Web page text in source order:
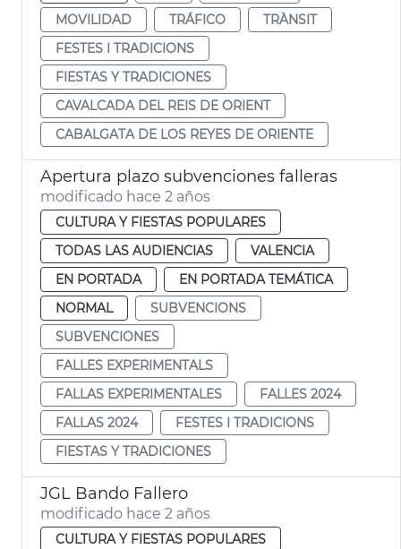
MOVILIDAD
TRÁFICO
TRÀNSIT
FESTES I TRADICIONS
FIESTAS Y TRADICIONES
CAVALCADA DEL REIS DE ORIENT
CABALGATA DE LOS REYES DE ORIENTE
Apertura plazo subvenciones falleras
modificado hace 2 años
CULTURA Y FIESTAS POPULARES
TODAS LAS AUDIENCIAS
VALENCIA
EN PORTADA
EN PORTADA TEMÁTICA
NORMAL
SUBVENCIONS
SUBVENCIONES
FALLES EXPERIMENTALS
FALLAS EXPERIMENTALES
FALLES 2024
FALLAS 2024
FESTES I TRADICIONS
FIESTAS Y TRADICIONES
JGL Bando Fallero
modificado hace 2 años
CULTURA Y FIESTAS POPULARES